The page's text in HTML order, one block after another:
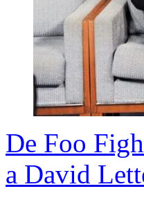
De Foo
a David